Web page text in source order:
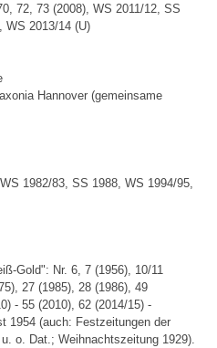
72, 73 (2008), WS 2011/12, SS
WS 2013/14 (U)
Hannover (gemeinsame
1982/83, SS 1988, WS 1994/95,
Gold": Nr. 6, 7 (1956), 10/11
27 (1985), 28 (1986), 49
- 55 (2010), 62 (2014/15) -
1954 (auch: Festzeitungen der
o. Dat.; Weihnachtszeitung 1929).